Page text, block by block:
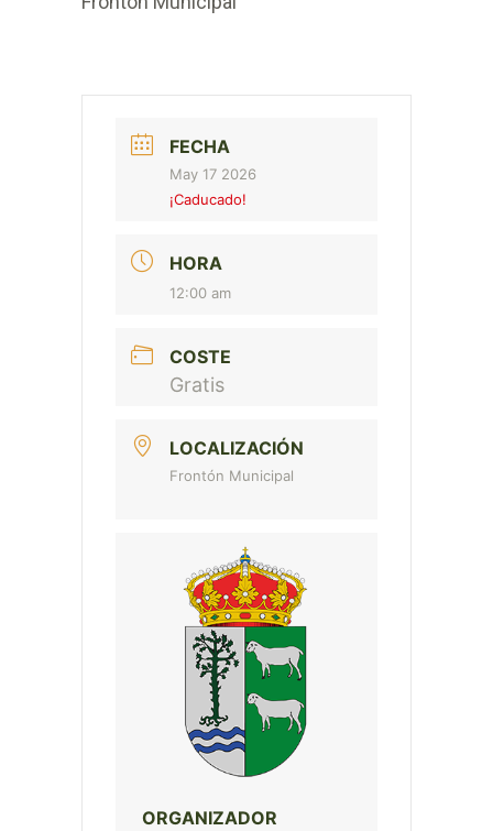
FECHA
May 17 2026
¡Caducado!
HORA
12:00 am
COSTE
Gratis
LOCALIZACIÓN
Frontón Municipal
ORGANIZADOR